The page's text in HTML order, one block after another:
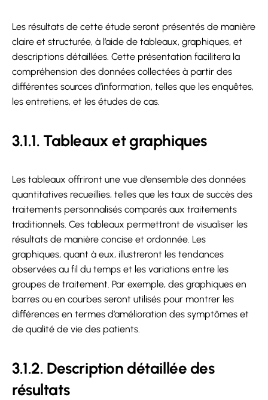
Les résultats de cette étude seront présentés de manière
claire et structurée, à l’aide de tableaux, graphiques, et
descriptions détaillées. Cette présentation facilitera la
compréhension des données collectées à partir des
différentes sources d’information, telles que les enquêtes,
les entretiens, et les études de cas.
3.1.1. Tableaux et graphiques
Les tableaux offriront une vue d’ensemble des données
quantitatives recueillies, telles que les taux de succès des
traitements personnalisés comparés aux traitements
traditionnels. Ces tableaux permettront de visualiser les
résultats de manière concise et ordonnée. Les
graphiques, quant à eux, illustreront les tendances
observées au fil du temps et les variations entre les
groupes de traitement. Par exemple, des graphiques en
barres ou en courbes seront utilisés pour montrer les
différences en termes d’amélioration des symptômes et
de qualité de vie des patients.
3.1.2. Description détaillée des
résultats